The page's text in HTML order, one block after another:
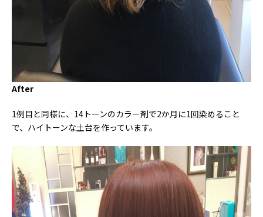
After
1例目と同様に、14トーンのカラー剤で2か月に1回染めること
で、ハイトーンな土台を作っています。